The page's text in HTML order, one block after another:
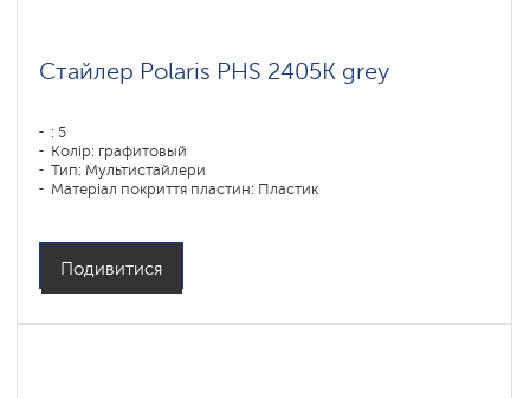
Стайлер Polaris PHS 2405K grey
: 5
Колір: графитовый
Тип: Мультистайлери
Матеріал покриття пластин: Пластик
Подивитися